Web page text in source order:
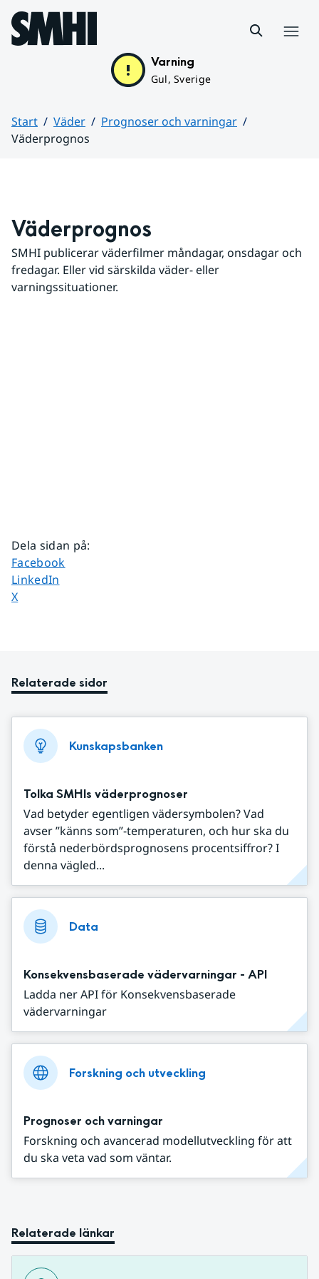
Hoppa till sidans innehåll
Varning
Gul, Sverige
Start Väder
Prognoser och varningar
Väderprognos
Väderprognos
SMHI publicerar väderfilmer måndagar, onsdagar och
fredagar. Eller vid särskilda väder- eller
varningssituationer.
Dela sidan på:
Dela sidan på
Facebook
Dela sidan på
LinkedIn
Dela sidan på
X
Relaterade sidor
Kunskapsbanken
Tolka SMHIs väderprognoser
Vad betyder egentligen vädersymbolen? Vad
avser ”känns som”-temperaturen, och hur ska du
förstå nederbördsprognosens procentsiffror? I
denna vägled...
Data
Konsekvensbaserade vädervarningar - API
Ladda ner API för Konsekvensbaserade
vädervarningar
Forskning och utveckling
Prognoser och varningar
Forskning och avancerad modellutveckling för att
du ska veta vad som väntar.
Relaterade länkar